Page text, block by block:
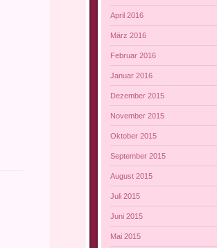
April 2016
März 2016
Februar 2016
Januar 2016
Dezember 2015
November 2015
Oktober 2015
September 2015
August 2015
Juli 2015
Juni 2015
Mai 2015